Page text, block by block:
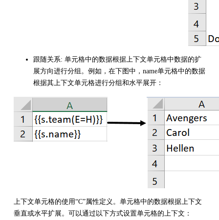
跟随关系: 单元格中的数据根据上下文单元格中数据的扩
展方向进行分组。例如，在下图中，name单元格中的数据
根据其上下文单元格进行分组和水平展开：
上下文单元格的使用“C”属性定义。单元格中的数据根据上下文
垂直或水平扩展。可以通过以下方式设置单元格的上下文：